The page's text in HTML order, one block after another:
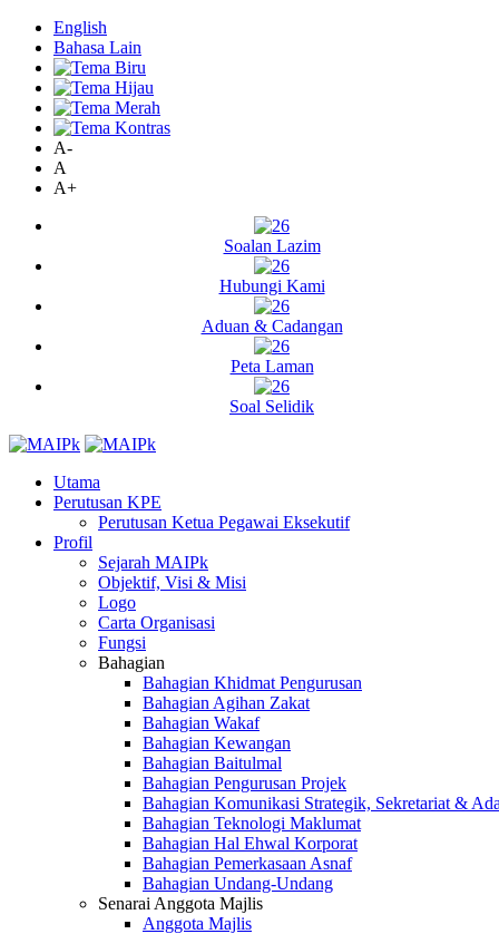
English
Bahasa Lain
A-
A
A+
Soalan Lazim
Hubungi Kami
Aduan & Cadangan
Peta Laman
Soal Selidik
Utama
Perutusan KPE
Perutusan Ketua Pegawai Eksekutif
Profil
Sejarah MAIPk
Objektif, Visi & Misi
Logo
Carta Organisasi
Fungsi
Bahagian
Bahagian Khidmat Pengurusan
Bahagian Agihan Zakat
Bahagian Wakaf
Bahagian Kewangan
Bahagian Baitulmal
Bahagian Pengurusan Projek
Bahagian Komunikasi Strategik, Sekretariat &
Bahagian Teknologi Maklumat
Bahagian Hal Ehwal Korporat
Bahagian Pemerkasaan Asnaf
Bahagian Undang-Undang
Senarai Anggota Majlis
Anggota Majlis